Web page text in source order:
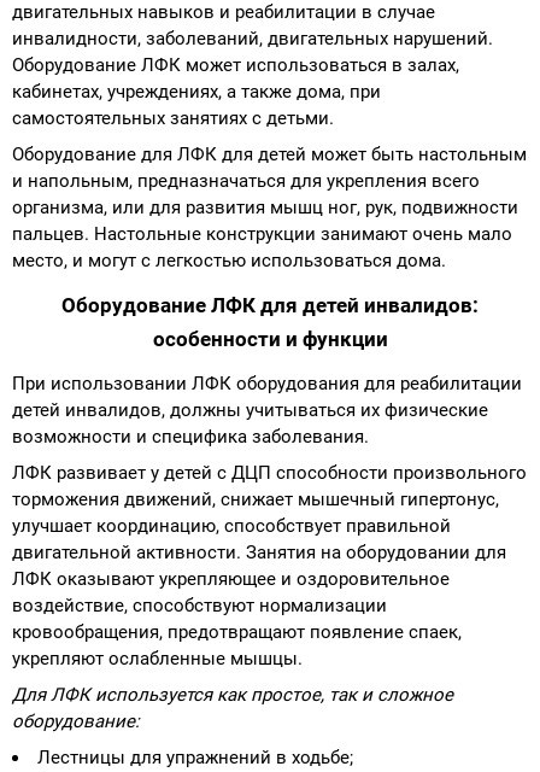
двигательных навыков и реабилитации в случае
инвалидности, заболеваний, двигательных нарушений.
Оборудование ЛФК может использоваться в залах,
кабинетах, учреждениях, а также дома, при
самостоятельных занятиях с детьми.
Оборудование для ЛФК для детей может быть настольным
и напольным, предназначаться для укрепления всего
организма, или для развития мышц ног, рук, подвижности
пальцев. Настольные конструкции занимают очень мало
место, и могут с легкостью использоваться дома.
Оборудование ЛФК для детей инвалидов:
особенности и функции
При использовании ЛФК оборудования для реабилитации
детей инвалидов, должны учитываться их физические
возможности и специфика заболевания.
ЛФК развивает у детей с ДЦП способности произвольного
торможения движений, снижает мышечный гипертонус,
улучшает координацию, способствует правильной
двигательной активности. Занятия на оборудовании для
ЛФК оказывают укрепляющее и оздоровительное
воздействие, способствуют нормализации
кровообращения, предотвращают появление спаек,
укрепляют ослабленные мышцы.
Для ЛФК используется как простое, так и сложное
оборудование:
Лестницы для упражнений в ходьбе;